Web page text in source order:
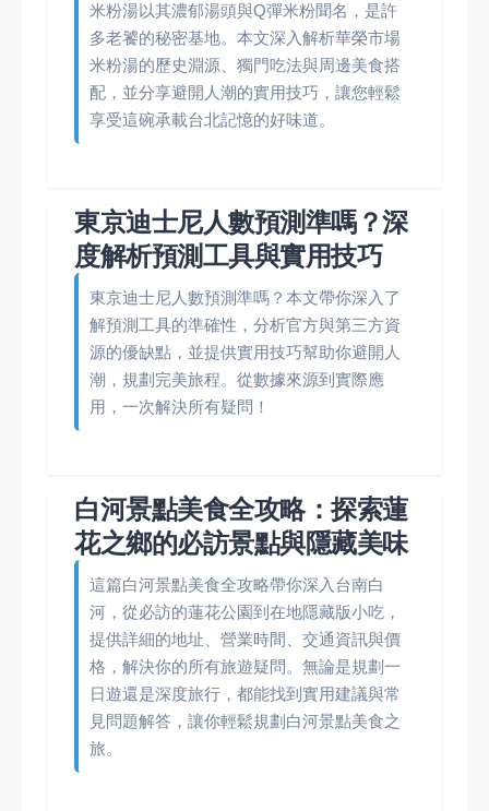
米粉湯以其濃郁湯頭與Q彈米粉聞名，是許
多老饕的秘密基地。本文深入解析華榮市場
米粉湯的歷史淵源、獨門吃法與周邊美食搭
配，並分享避開人潮的實用技巧，讓您輕鬆
享受這碗承載台北記憶的好味道。
東京迪士尼人數預測準嗎？深
度解析預測工具與實用技巧
東京迪士尼人數預測準嗎？本文帶你深入了
解預測工具的準確性，分析官方與第三方資
源的優缺點，並提供實用技巧幫助你避開人
潮，規劃完美旅程。從數據來源到實際應
用，一次解決所有疑問！
白河景點美食全攻略：探索蓮
花之鄉的必訪景點與隱藏美味
這篇白河景點美食全攻略帶你深入台南白
河，從必訪的蓮花公園到在地隱藏版小吃，
提供詳細的地址、營業時間、交通資訊與價
格，解決你的所有旅遊疑問。無論是規劃一
日遊還是深度旅行，都能找到實用建議與常
見問題解答，讓你輕鬆規劃白河景點美食之
旅。